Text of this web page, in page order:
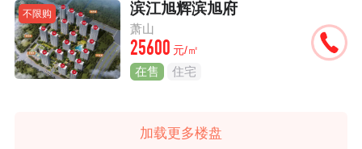
不限购 滨江旭辉滨旭府
萧山
25600 元/㎡
在售 住宅
加载更多楼盘